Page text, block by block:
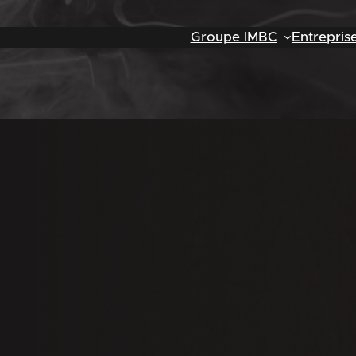
Groupe IMBC